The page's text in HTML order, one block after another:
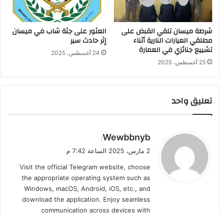
شرطة ميسان تلقي القبض على
مطلقي العيارات النارية أثناء
تشييع جنائزي في العمارة
25 أغسطس، 2025
العثور على جثة شاب في ميسان
إثر حادث سير
24 أغسطس، 2025
تعليق واحد
ي
ق
ل
Wewbbnyb
:
2 مارس، 2025 الساعة 7:42 م
Visit the official Telegram website, choose
the appropriate operating system such as
Windows, macOS, Android, iOS, etc., and
download the application. Enjoy seamless
communication across devices with